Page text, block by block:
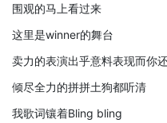
围观的马上看过来
这里是winner的舞台
卖力的表演出乎意料表现而你
倾尽全力的拼拼土狗都听清
我歌词镶着Bling bling